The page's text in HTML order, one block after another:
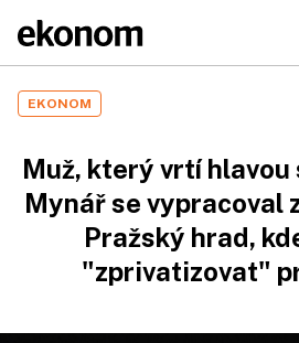
EKONOM
Muž, který vrtí
Mynář se vypracoval
Pražský hrad,
"zprivatizovat"